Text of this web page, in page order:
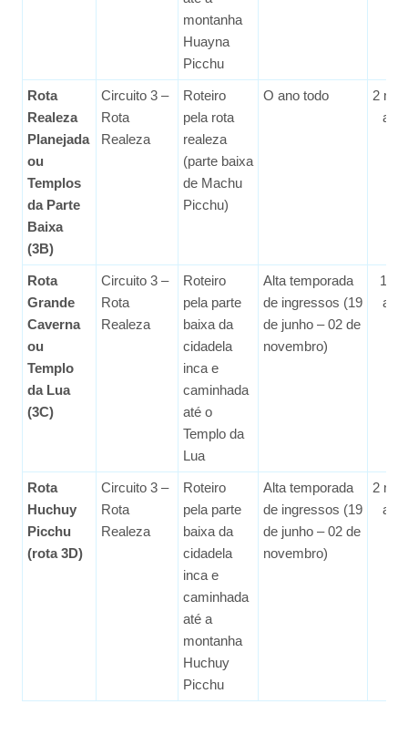
montanha
Huayna
Picchu
Rota
Realeza
Planejada
ou
Templos
da Parte
Baixa
(3B)
Circuito 3 –
Rota
Realeza
Roteiro
pela rota
realeza
(parte baixa
de Machu
Picchu)
O ano todo
2
Rota
Grande
Caverna
ou
Templo
da Lua
(3C)
Circuito 3 –
Rota
Realeza
Roteiro
pela parte
baixa da
cidadela
inca e
caminhada
até o
Templo da
Lua
Alta temporada
de ingressos (19
de junho – 02 de
novembro)
1
Rota
Huchuy
Picchu
(rota 3D)
Circuito 3 –
Rota
Realeza
Roteiro
pela parte
baixa da
cidadela
inca e
caminhada
até a
montanha
Huchuy
Picchu
Alta temporada
de ingressos (19
de junho – 02 de
novembro)
2